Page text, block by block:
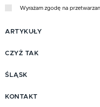
Wyrażam zgodę na
ARTYKUŁY
CZYŻ TAK
ŚLĄSK
KONTAKT